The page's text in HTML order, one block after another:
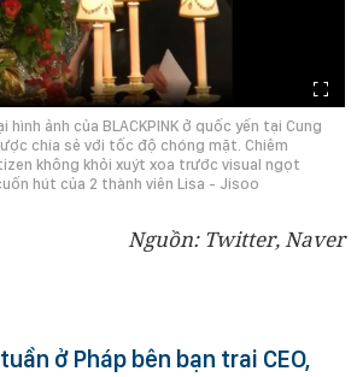
ảnh của BLACKPINK ở quốc yến tại Cung
chia sẻ với tốc độ chóng mặt. Chiêm
không khỏi xuýt xoa trước visual ngọt
hút của 2 thành viên Lisa - Jisoo
Nguồn: Twitter, Naver
ở Pháp bên bạn trai CEO,